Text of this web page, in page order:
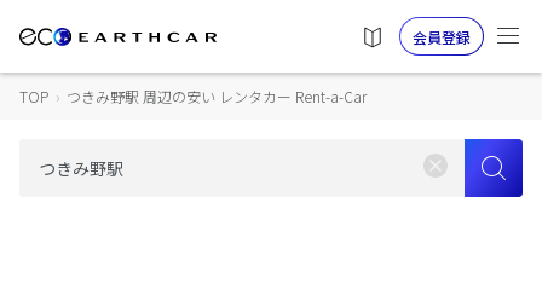
会員登録
TOP › つきみ野駅 周辺の安い レンタカー Rent-a-Car